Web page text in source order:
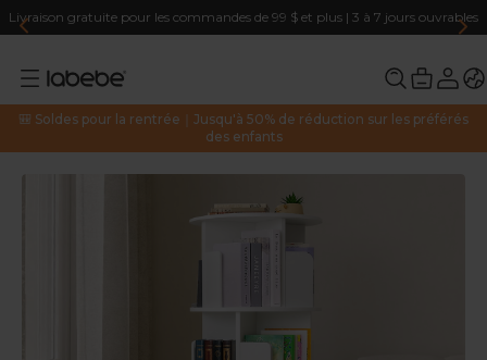
Livraison gratuite pour les commandes de 99 $ et plus | 3 à 7 jours ouvrables
🎒 Soldes pour la rentrée｜Jusqu'à 50% de réduction sur les préférés
des enfants